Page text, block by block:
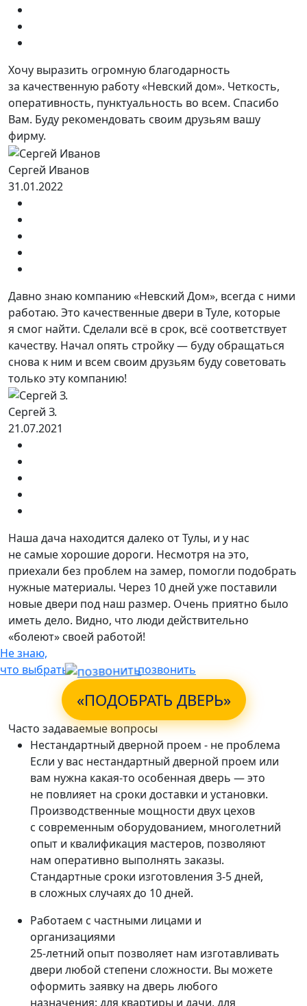
Хочу выразить огромную благодарность
за качественную работу «Невский дом». Четкость,
оперативность, пунктуальность во всем. Спасибо
Вам. Буду рекомендовать своим друзьям вашу
фирму.
Сергей Иванов
31.01.2022
Давно знаю компанию «Невский Дом», всегда с ними
работаю. Это качественные двери в Туле, которые
я смог найти. Сделали всё в срок, всё соответствует
качеству. Начал опять стройку — буду обращаться
снова к ним и всем своим друзьям буду советовать
только эту компанию!
Сергей З.
21.07.2021
Наша дача находится далеко от Тулы, и у нас
не самые хорошие дороги. Несмотря на это,
приехали без проблем на замер, помогли подобрать
нужные материалы. Через 10 дней уже поставили
новые двери под наш размер. Очень приятно было
иметь дело. Видно, что люди действительно
«болеют» своей работой!
Не знаю,
что выбрать
позвонить
«ПОДОБРАТЬ ДВЕРЬ»
Часто задаваемые вопросы
Нестандартный дверной проем - не проблема
Если у вас нестандартный дверной проем или
вам нужна какая-то особенная дверь — это
не повлияет на сроки доставки и установки.
Производственные мощности двух цехов
с современным оборудованием, многолетний
опыт и квалификация мастеров, позволяют
нам оперативно выполнять заказы.
Стандартные сроки изготовления 3-5 дней,
в сложных случаях до 10 дней.
Работаем с частными лицами и
организациями
25-летний опыт позволяет нам изготавливать
двери любой степени сложности. Вы можете
оформить заявку на дверь любого
назначения: для квартиры и дачи, для